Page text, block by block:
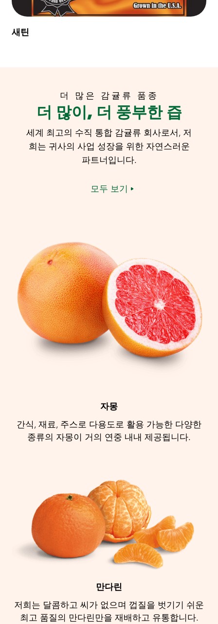
새틴
더 많은 감귤류 품종
더 많이, 더 풍부한 즙
세계 최고의 수직 통합 감귤류 회사로서, 저
희는 귀사의 사업 성장을 위한 자연스러운
파트너입니다.
모두 보기
자몽
간식, 재료, 주스로 다용도로 활용 가능한 다양한
종류의 자몽이 거의 연중 내내 제공됩니다.
만다린
저희는 달콤하고 씨가 없으며 껍질을 벗기기 쉬운
최고 품질의 만다린만을 재배하고 유통합니다.